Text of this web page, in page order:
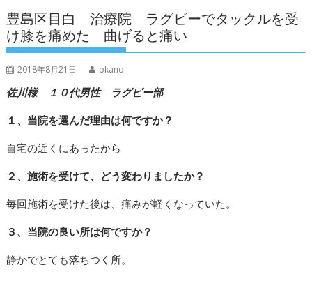
豊島区目白 治療院 ラグビーでタックルを受
け膝を痛めた 曲げると痛い
2018年8月21日 okano
佐川様 １０代男性 ラグビー部
１、当院を選んだ理由は何ですか？
自宅の近くにあったから
２、施術を受けて、どう変わりましたか？
毎回施術を受けた後は、痛みが軽くなっていた。
３、当院の良い所は何ですか？
静かでとても落ちつく所。